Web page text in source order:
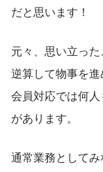
だと思います！
元々、思い立った
逆算して物事を進
会員対応では何
があります。
通常業務として